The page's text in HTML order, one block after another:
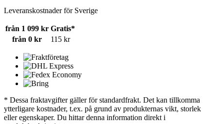
Leveranskostnader för Sverige
från 1 099 kr Gratis*
från 0 kr
115 kr
* Dessa fraktavgifter gäller för standardfrakt. Det kan tillkomma
ytterligare kostnader, t.ex. på grund av produkternas vikt, storlek
eller egenskaper. Du hittar denna information direkt i